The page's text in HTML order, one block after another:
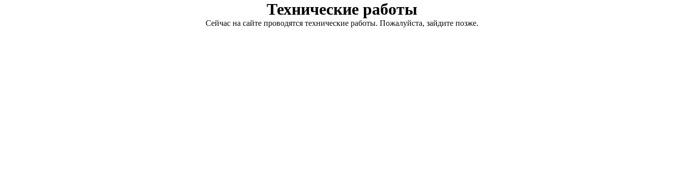
Технические работы
Сейчас на сайте проводятся технические работы. Пожалуйста, зайдите позже.